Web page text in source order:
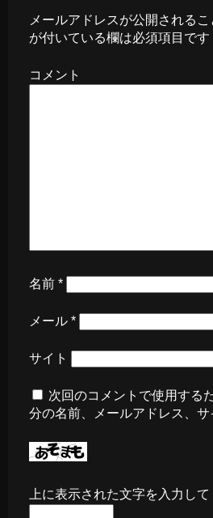
メールアドレスが公開されるこ
が付いている欄は必須項目です
コメント
名前 *
メール *
サイト
次回のコメントで使用する
分の名前、メールアドレス、サ
上に表示された文字を入力して